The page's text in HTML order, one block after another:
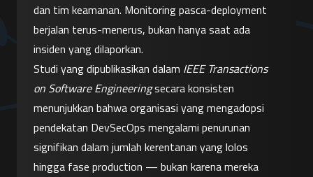
dan tim keamanan. Monitoring pasca-deployment
berjalan terus-menerus, bukan hanya saat ada
insiden yang dilaporkan.
Studi yang dipublikasikan dalam IEEE Transactions
on Software Engineering secara konsisten
menunjukkan bahwa organisasi yang mengadopsi
pendekatan DevSecOps mengalami penurunan
signifikan dalam jumlah kerentanan yang lolos
hingga fase production — bukan karena mereka